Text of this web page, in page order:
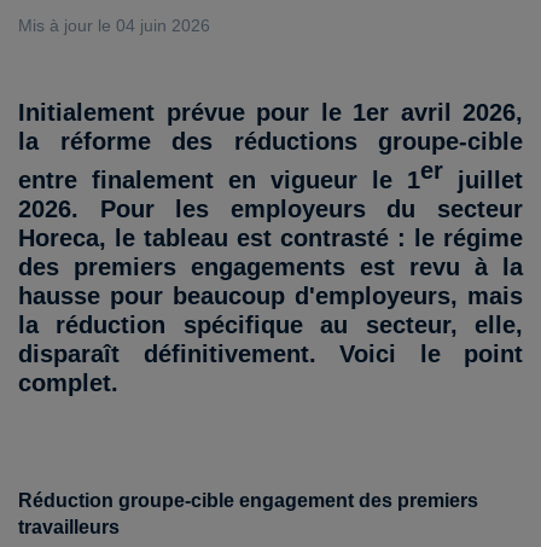
Mis à jour le 04 juin 2026
Initialement prévue pour le 1er avril 2026,
la réforme des réductions groupe-cible
entre finalement en vigueur le 1er juillet
2026. Pour les employeurs du secteur
Horeca, le tableau est contrasté : le régime
des premiers engagements est revu à la
hausse pour beaucoup d'employeurs, mais
la réduction spécifique au secteur, elle,
disparaît définitivement. Voici le point
complet.
Réduction groupe-cible engagement des premiers
travailleurs